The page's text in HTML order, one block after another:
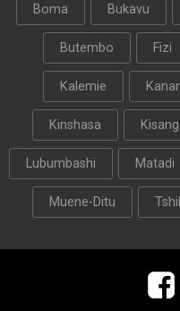
Boma Bukavu
Butembo Fizi
Kalemie
Kinshasa
Lubumbashi Matadi
Muene-Ditu